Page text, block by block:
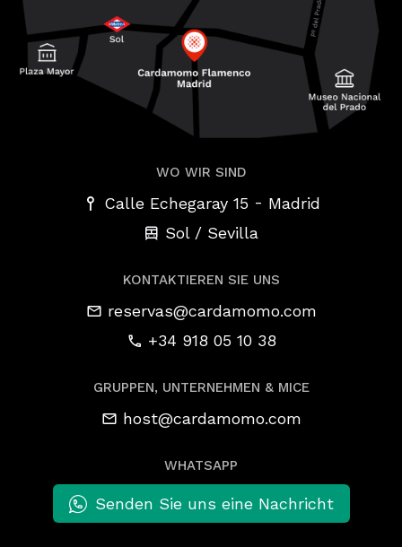
WO WIR SIND
Calle Echegaray 15 - Madrid
Sol / Sevilla
KONTAKTIEREN SIE UNS
reservas@cardamomo.com
+34 918 05 10 38
GRUPPEN, UNTERNEHMEN & MICE
host@cardamomo.com
WHATSAPP
Senden Sie uns eine Nachricht